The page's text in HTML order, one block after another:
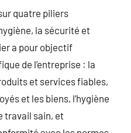
quatre piliers
la sécurité et
a pour objectif
de l’entreprise : la
et services fiables,
et les biens, l’hygiène
travail sain, et